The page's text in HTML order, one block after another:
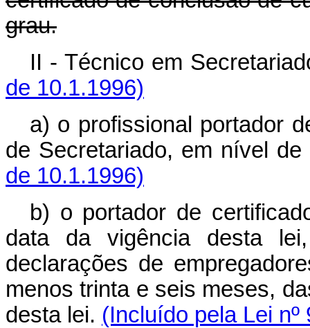
grau.
II - Técnico em
de 10.1.1996)
a) o profissional portador
de Secretariado, em nível
de 10.1.1996)
b) o portador de
data da vigência desta
declarações de
menos trinta e seis meses,
desta lei. (Incluído pela Lei